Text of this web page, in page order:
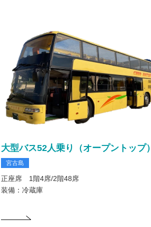
大型バス52人乗り（オープントップ）
宮古島
正座席 1階4席/2階48席
装備：冷蔵庫